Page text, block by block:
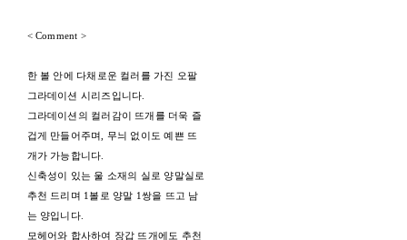
< Comment >
한 볼 안에 다채로운 컬러를 가진 오팔
그라데이션 시리즈입니다.
그라데이션의 컬러감이 뜨개를 더욱 즐
겁게 만들어주며, 무늬 없이도 예쁜 뜨
개가 가능합니다.
신축성이 있는 울 소재의 실로 양말실로
추천 드리며 1볼로 양말 1쌍을 뜨고 남
는 양입니다.
모헤어와 합사하여 장갑 뜨개에도 추천